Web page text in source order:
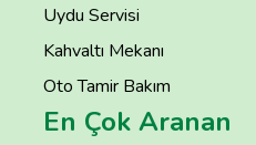
Uydu Servisi
Kahvaltı Mekanı
Oto Tamir Bakım
En Çok Aranan